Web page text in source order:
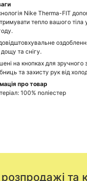
Nike Therma-FIT
тепло вашого тіла
дощу та снігу.
на кнопках для зручного
та захисту рук від
про товар
100% поліестер
та